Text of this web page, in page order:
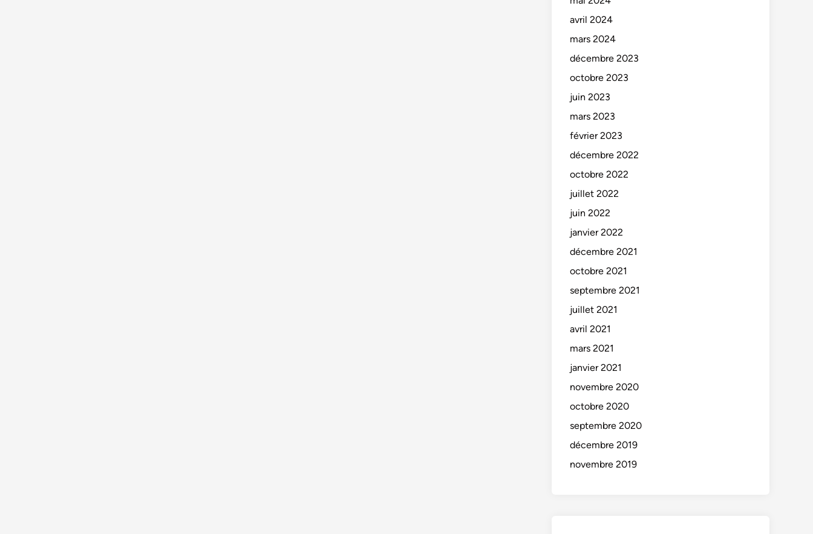
avril 2024
mars 2024
décembre 2023
octobre 2023
juin 2023
mars 2023
février 2023
décembre 2022
octobre 2022
juillet 2022
juin 2022
janvier 2022
décembre 2021
octobre 2021
septembre 2021
juillet 2021
avril 2021
mars 2021
janvier 2021
novembre 2020
octobre 2020
septembre 2020
décembre 2019
novembre 2019